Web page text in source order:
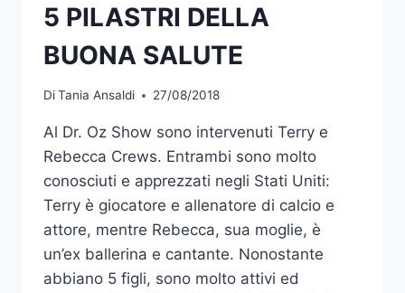
5 PILASTRI DELLA
BUONA SALUTE
DiTania Ansaldi 27/08/2018
Al Dr. Oz Show sono intervenuti Terry e
Rebecca Crews. Entrambi sono molto
conosciuti e apprezzati negli Stati Uniti:
Terry è giocatore e allenatore di calcio e
attore, mentre Rebecca, sua moglie, è
un’ex ballerina e cantante. Nonostante
abbiano 5 figli, sono molto attivi ed